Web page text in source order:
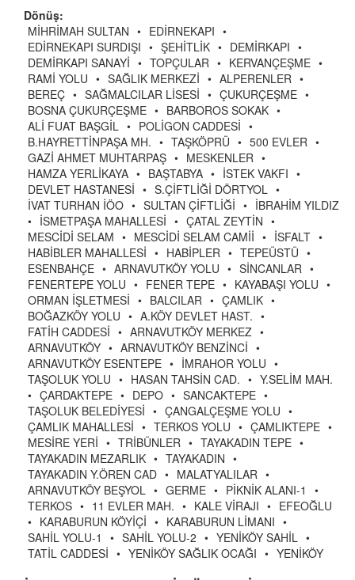
Dönüş:
MİHRİMAH SULTAN • EDİRNEKAPI •
EDİRNEKAPI SURDIŞI • ŞEHİTLİK • DEMİRKAPI •
DEMİRKAPI SANAYİ • TOPÇULAR • KERVANÇEŞME •
RAMİ YOLU • SAĞLIK MERKEZİ • ALPERENLER •
BEREÇ • SAĞMALCILAR LİSESİ • ÇUKURÇEŞME •
BOSNA ÇUKURÇEŞME • BARBOROS SOKAK •
ALİ FUAT BAŞGİL • POLİGON CADDESİ •
B.HAYRETTİNPAŞA MH. • TAŞKÖPRÜ • 500 EVLER •
GAZİ AHMET MUHTARPAŞ • MESKENLER •
HAMZA YERLİKAYA • BAŞTABYA • İSTEK VAKFI •
DEVLET HASTANESİ • S.ÇİFTLİĞİ DÖRTYOL •
İVAT TURHAN İÖO • SULTAN ÇİFTLİĞİ • İBRAHİM YILDIZ
• İSMETPAŞA MAHALLESİ • ÇATAL ZEYTİN •
MESCİDİ SELAM • MESCİDİ SELAM CAMİİ • İSFALT •
HABİBLER MAHALLESİ • HABİPLER • TEPEÜSTÜ •
ESENBAHÇE • ARNAVUTKÖY YOLU • SİNCANLAR •
FENERTEPE YOLU • FENER TEPE • KAYABAŞI YOLU •
ORMAN İŞLETMESİ • BALCILAR • ÇAMLIK •
BOĞAZKÖY YOLU • A.KÖY DEVLET HAST. •
FATİH CADDESİ • ARNAVUTKÖY MERKEZ •
ARNAVUTKÖY • ARNAVUTKÖY BENZİNCİ •
ARNAVUTKÖY ESENTEPE • İMRAHOR YOLU •
TAŞOLUK YOLU • HASAN TAHSİN CAD. • Y.SELİM MAH.
• ÇARDAKTEPE • DEPO • SANCAKTEPE •
TAŞOLUK BELEDİYESİ • ÇANGALÇEŞME YOLU •
ÇAMLIK MAHALLESİ • TERKOS YOLU • ÇAMLIKTEPE •
MESİRE YERİ • TRİBÜNLER • TAYAKADIN TEPE •
TAYAKADIN MEZARLIK • TAYAKADIN •
TAYAKADIN Y.ÖREN CAD • MALATYALILAR •
ARNAVUTKÖY BEŞYOL • GERME • PİKNİK ALANI-1
•
TERKOS • 11 EVLER MAH. • KALE VİRAJI • EFEOĞLU
• KARABURUN KÖYİÇİ • KARABURUN LİMANI •
SAHİL YOLU-1
• SAHİL YOLU-2 • YENİKÖY SAHİL •
TATİL CADDESİ • YENİKÖY SAĞLIK OCAĞI • YENİKÖY